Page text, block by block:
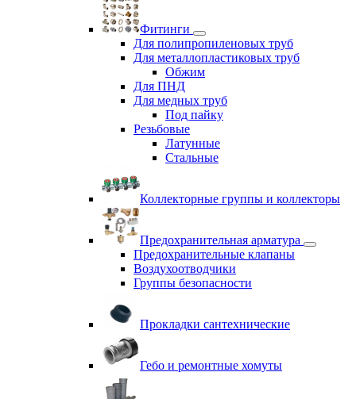
Фитинги
Для полипропиленовых труб
Для металлопластиковых труб
Обжим
Для ПНД
Для медных труб
Под пайку
Резьбовые
Латунные
Cтальные
Коллекторные группы и коллекторы
Предохранительная арматура
Предохранительные клапаны
Воздухоотводчики
Группы безопасности
Прокладки сантехнические
Гебо и ремонтные хомуты